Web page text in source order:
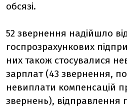
обсязі.
52 звернення надійшло
госпрозрахункових
них також стосувалися
зарплат (43 звернення,
невиплати компенсацій
звернень), відправлення